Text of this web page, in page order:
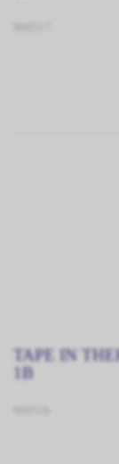
TAPE IN
1B